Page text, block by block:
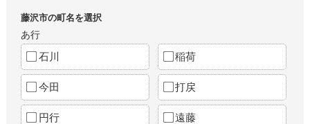
藤沢市の町名を選択
あ行
石川 稲荷
今田 打戻
円行 遠藤